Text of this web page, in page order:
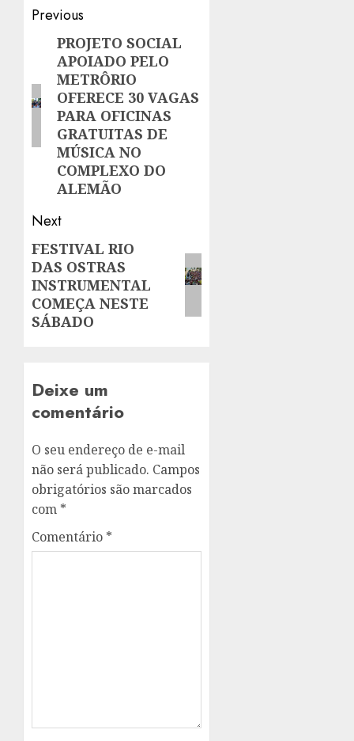
Post
navigation
Previous
Previous
post:
PROJETO SOCIAL
APOIADO PELO
METRÔRIO
OFERECE 30 VAGAS
PARA OFICINAS
GRATUITAS DE
MÚSICA NO
COMPLEXO DO
ALEMÃO
Next
Next
post:
FESTIVAL RIO
DAS OSTRAS
INSTRUMENTAL
COMEÇA NESTE
SÁBADO
Deixe um
comentário
O seu endereço de e-mail
não será publicado. Campos
obrigatórios são marcados
com *
Comentário *